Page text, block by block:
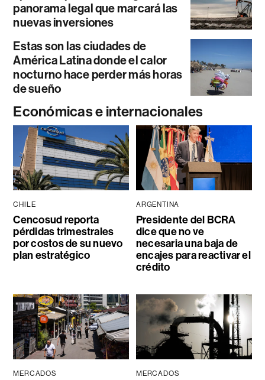
panorama legal que marcará las
nuevas inversiones
Estas son las ciudades de
América Latina donde el calor
nocturno hace perder más horas
de sueño
Económicas e internacionales
CHILE
Cencosud reporta
pérdidas trimestrales
por costos de su nuevo
plan estratégico
ARGENTINA
Presidente del BCRA
dice que no ve
necesaria una baja de
encajes para reactivar el
crédito
MERCADOS MERCADOS